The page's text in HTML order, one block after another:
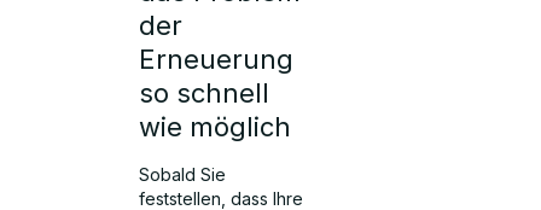
der
Erneuerung
so schnell
wie möglich
Sobald Sie
feststellen, dass Ihre